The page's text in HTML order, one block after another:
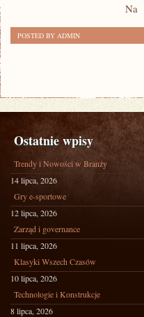
Na
POSTED BY ADMIN
Ostatnie wpisy
Trendy i Nowości w Branży
14 lipca, 2026
Gry e-sportowe
12 lipca, 2026
Zarząd i governance
11 lipca, 2026
Klasyki Wszech Czasów
10 lipca, 2026
Technologie i Konstrukcje
8 lipca, 2026